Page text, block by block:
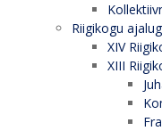
Riigikogu
XIV
XIII